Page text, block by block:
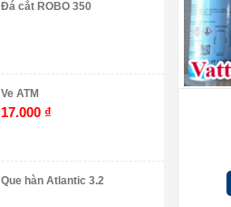
Đá cắt ROBO 350
Ve ATM
17.000 ₫
Que hàn Atlantic 3.2